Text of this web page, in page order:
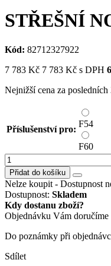
STŘEŠNÍ
Kód: 82712327922
7 783 Kč 7 783 Kč s DPH
Nejnižší cena za posledních
Příslušenství pro:
F54
F60
Přidat do košíku
Nelze koupit - Dostupnost
Dostupnost: Skladem
Kdy dostanu zboží?
Objednávku Vám
Do poznámky při
Sdílet